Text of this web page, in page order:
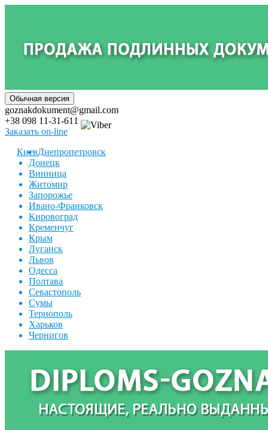
goznakdokument@gmail.com
+38 098 11-31-611
Заказать on-line
КиевДнепропетровск
Донецк
Винница
Житомир
Запорожье
Ивано-Франковск
Кировоград
Кременчуг
Крым
Луганск
Львов
Одесса
Полтава
Севастополь
Сумы
Тернополь
Харьков
Чернигов